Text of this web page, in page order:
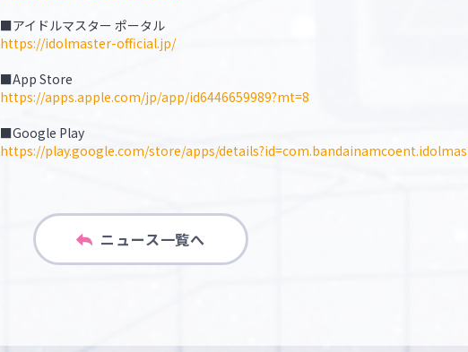
■アイドルマスター ポータル
https://idolmaster-official.jp/
■App Store
https://apps.apple.com/jp/app/id6446659989?mt=8
■Google Play
https://play.google.com/store/apps/
ニュース一覧へ